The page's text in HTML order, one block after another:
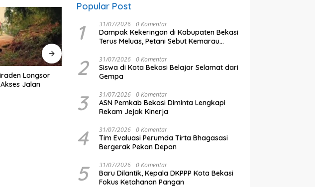
Longsor
Jalan
100 Hari Berlalu, Pengusutan
Belum Tuntas
Penting Lindungi Kelompok
Popular Post
1 31/07/2026 0 Komentar
Dampak Kekeringan di Kabupaten Bekasi
Terus Meluas, Petani Sebut Kemarau
2 31/07/2026 0 Komentar
Siswa di Kota Bekasi Belajar Selamat dari
Gempa
3 31/07/2026 0 Komentar
ASN Pemkab Bekasi Diminta Lengkapi
Rekam Jejak Kinerja
4 31/07/2026 0 Komentar
Tim Evaluasi Perumda Tirta Bhagasasi
Bergerak Pekan Depan
5 31/07/2026 0 Komentar
Baru Dilantik, Kepala DKPPP Kota Bekasi
Fokus Ketahanan Pangan